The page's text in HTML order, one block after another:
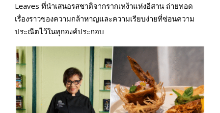
Leaves ที่นำเสนอรสชาติจากรากเหง้าแห่งอีสาน ถ่ายทอด
เรื่องราวของความกล้าหาญและความเรียบง่ายที่ซ่อนความ
ประณีตไว้ในทุกองค์ประกอบ